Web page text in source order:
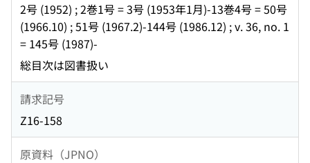
2号 (1952) ; 2巻1号 = 3号 (1953年1月)-13巻4号 = 50号
(1966.10) ; 51号 (1967.2)-144号 (1986.12) ; v. 36, no. 1
= 145号 (1987)-
総目次は図書扱い
請求記号
Z16-158
原資料（JPNO）